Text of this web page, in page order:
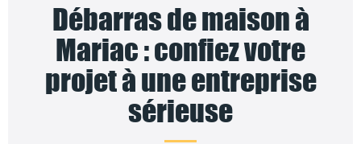
Débarras de maison à
Mariac : confiez votre
projet à une entreprise
sérieuse